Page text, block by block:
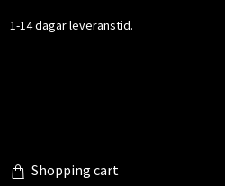
1-14 dagar leveranstid.
Shopping cart